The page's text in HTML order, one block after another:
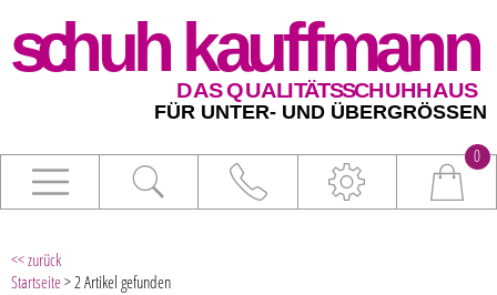
0
<< zurück
Startseite> 2 Artikel gefunden